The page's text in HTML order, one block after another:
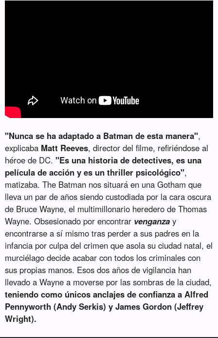
"Nunca se ha adaptado a Batman de esta manera",
explicaba Matt Reeves, director del filme, refiriéndose al
héroe de DC."Es una historia de detectives, es una
película de acción y es un thriller psicológico",
matizaba. The Batman nos situará en una Gotham que
lleva un par de años siendo custodiada por la cara oscura
de Bruce Wayne, el multimillonario heredero de Thomas
Wayne. Obsesionado por encontrar venganza y
encontrarse a sí mismo tras perder a sus padres en la
infancia por culpa del crimen que asola su ciudad natal, el
murciélago decide acabar con todos los criminales con
sus propias manos. Esos dos años de vigilancia han
llevado a Wayne a moverse por las sombras de la ciudad,
teniendo como únicos anclajes de confianza a Alfred
Pennyworth (Andy Serkis) y James Gordon (Jeffrey
Wright).